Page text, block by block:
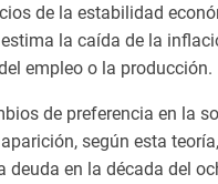
de la estabilidad
la caída de la
empleo o la producción.
de preferencia en la
según esta
deuda en la década del